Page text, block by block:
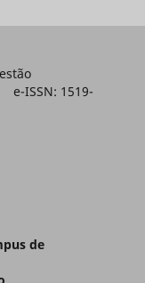
ISSN: 1519-
de